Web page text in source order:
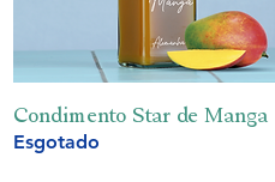
Visualização rápida
Condimento Star de Manga
Esgotado